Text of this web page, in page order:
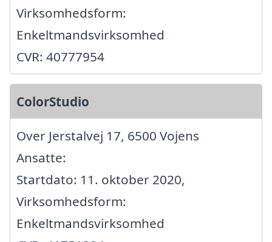
Virksomhedsform:
Enkeltmandsvirksomhed
CVR: 40777954
ColorStudio
Over Jerstalvej 17, 6500 Vojens
Ansatte:
Startdato: 11. oktober 2020,
Virksomhedsform:
Enkeltmandsvirksomhed